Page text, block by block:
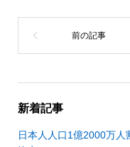
新着記事
日本人人口1億2000万